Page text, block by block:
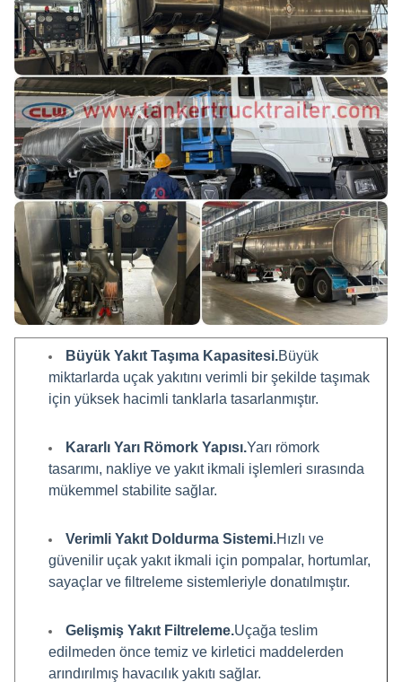
Büyük Yakıt Taşıma Kapasitesi.Büyük
miktarlarda uçak yakıtını verimli bir şekilde taşımak
için yüksek hacimli tanklarla tasarlanmıştır.
Kararlı Yarı Römork Yapısı.Yarı römork
tasarımı, nakliye ve yakıt ikmali işlemleri sırasında
mükemmel stabilite sağlar.
Verimli Yakıt Doldurma Sistemi.Hızlı ve
güvenilir uçak yakıt ikmali için pompalar, hortumlar,
sayaçlar ve filtreleme sistemleriyle donatılmıştır.
Gelişmiş Yakıt Filtreleme.Uçağa teslim
edilmeden önce temiz ve kirletici maddelerden
arındırılmış havacılık yakıtı sağlar.